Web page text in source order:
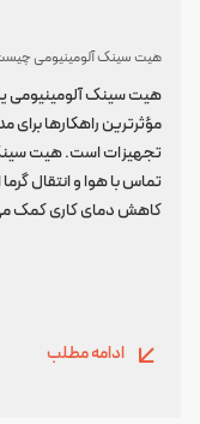
هیت سینک آلومینیومی
هیت سینک آلومینیومی
مؤثرترین راهکارها برای
تجهیزات است. هیت
تماس با هوا و انتقال
کاهش دمای کاری کمک
ادامه مطلب